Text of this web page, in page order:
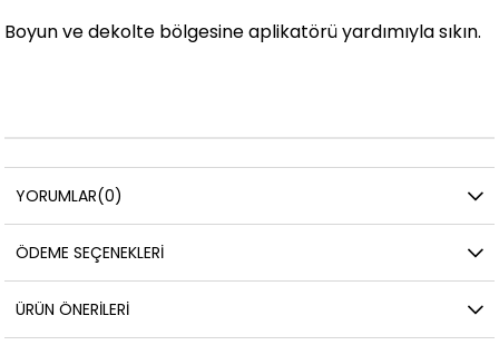
Boyun ve dekolte bölgesine aplikatörü yardımıyla sıkın.
YORUMLAR(0)
ÖDEME SEÇENEKLERI
ÜRÜN ÖNERILERI